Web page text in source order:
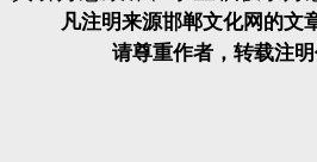
凡注明来源邯郸文化网的文
请尊重作者，转载注